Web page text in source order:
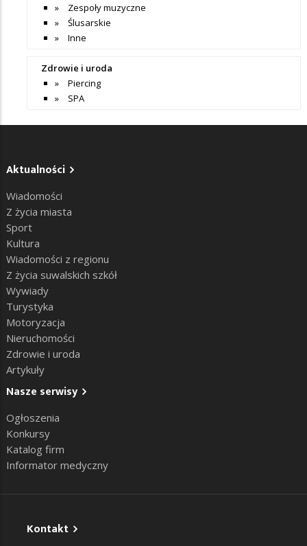
Zespoły muzyczne
Ślusarskie
Inne
Zdrowie i uroda
Piercing
SPA
Aktualności
Wiadomości
Z życia miasta
Sport
Kultura
Wiadomości z regionu
Z życia suwalskich szkół
Wywiady
Turystyka
Motoryzacja
Nieruchomości
Zdrowie i uroda
Artykuły
Nasze serwisy
Ogłoszenia
Konkursy
Katalog firm
Informator medyczny
Kontakt